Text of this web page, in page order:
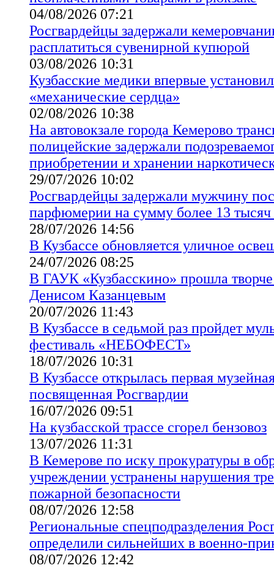
04/08/2026 07:21
Росгвардейцы задержали
расплатиться сувенирной купюрой
03/08/2026 10:31
Кузбасские медики впервые
«механические сердца»
02/08/2026 10:38
На автовокзале города Кемерово
полицейские задержали
приобретении и хранении
29/07/2026 10:02
Росгвардейцы задержали мужчину
парфюмерии на сумму более 13 тысяч
28/07/2026 14:56
В Кузбассе обновляется уличное
24/07/2026 08:25
В ГАУК «Кузбасскино» прошла
Денисом Казанцевым
20/07/2026 11:43
В Кузбассе в седьмой раз пройдет
фестиваль «НЕБОФЕСТ»
18/07/2026 10:31
В Кузбассе открылась первая
посвященная Росгвардии
16/07/2026 09:51
На кузбасской трассе сгорел бензовоз
13/07/2026 11:31
В Кемерове по иску прокуратуры в
учреждении устранены нарушения
пожарной безопасности
08/07/2026 12:58
Региональные спецподразделения
определили сильнейших в военно-
08/07/2026 12:42